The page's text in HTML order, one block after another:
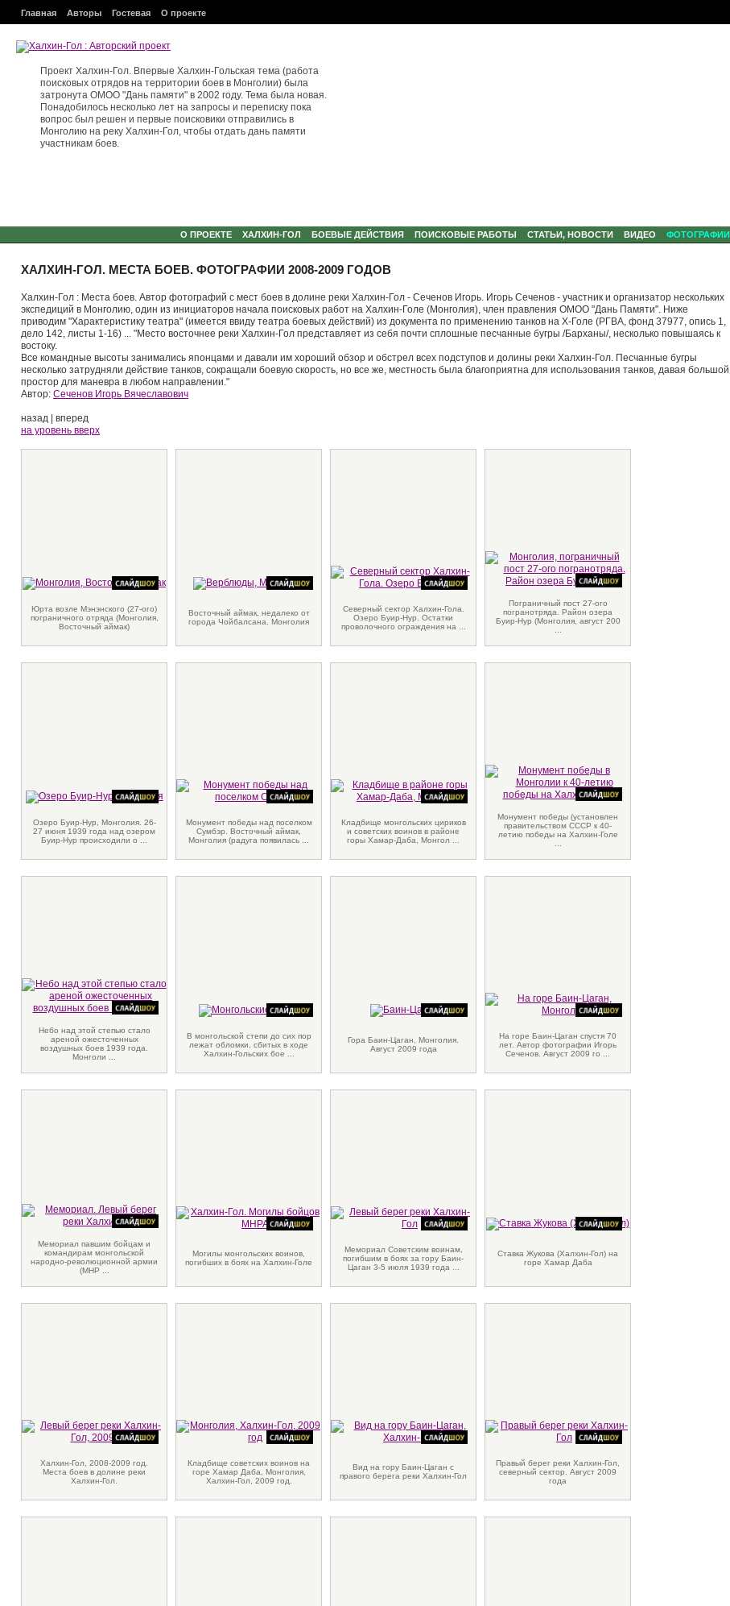
Главная Авторы Гостевая О проекте
Проект Халхин-Гол. Впервые Халхин-Гольская тема (работа
поисковых отрядов на территории боев в Монголии) была
затронута ОМОО "Дань памяти" в 2002 году. Тема была новая.
Понадобилось несколько лет на запросы и переписку пока
вопрос был решен и первые поисковики отправились в
Монголию на реку Халхин-Гол, чтобы отдать дань памяти
участникам боев.
О ПРОЕКТЕ ХАЛХИН-ГОЛ БОЕВЫЕ ДЕЙСТВИЯ ПОИСКОВЫЕ РАБОТЫ СТАТЬИ, НОВОСТИ ВИДЕО ФОТОГРАФИИ
ХАЛХИН-ГОЛ. МЕСТА БОЕВ. ФОТОГРАФИИ 2008-2009 ГОДОВ
Халхин-Гол : Места боев. Автор фотографий с мест боев в долине реки Халхин-Гол - Сеченов Игорь. Игорь Сеченов - участник и организатор нескольких
экспедиций в Монголию, один из инициаторов начала поисковых работ на Халхин-Голе (Монголия), член правления ОМОО "Дань Памяти". Ниже
приводим "Характеристику театра" (имеется ввиду театра боевых действий) из документа по применению танков на Х-Голе (РГВА, фонд 37977, опись 1,
дело 142, листы 1-16) ... "Место восточнее реки Халхин-Гол представляет из себя почти сплошные песчанные бугры /Барханы/, несколько повышаясь к
востоку.
Все командные высоты занимались японцами и давали им хороший обзор и обстрел всех подступов и долины реки Халхин-Гол. Песчанные бугры
несколько затрудняли действие танков, сокращали боевую скорость, но все же, местность была благоприятна для использования танков, давая большой
простор для маневра в любом направлении."
Автор: Сеченов Игорь Вячеславович
назад
вперед
на уровень вверх
Юрта возле Мэнэнского (27-ого)
пограничного отряда (Монголия,
Восточный аймак)
Восточный аймак, недалеко от
города Чойбалсана. Монголия
Северный сектор Халхин-Гола.
Озеро Буир-Нур. Остатки
проволочного ограждения на ...
Пограничный пост 27-ого
погранотряда. Район озера
Буир-Нур (Монголия, август 200
Озеро Буир-Нур, Монголия. 26-
27 июня 1939 года над озером
Буир-Нур происходили о ...
Монумент победы над поселком
Сумбэр. Восточный аймак,
Монголия (радуга появилась ...
Кладбище монгольских цириков
и советских воинов в районе
горы Хамар-Даба, Монгол ...
Монумент победы (установлен
правительством СССР к 40-
летию победы на Халхин-Голе
Небо над этой степью стало
ареной ожесточенных
воздушных боев 1939 года.
Монголи ...
В монгольской степи до сих пор
лежат обломки, сбитых в ходе
Халхин-Гольских бое ...
Гора Баин-Цаган, Монголия.
Август 2009 года
На горе Баин-Цаган спустя 70
лет. Автор фотографии Игорь
Сеченов. Август 2009 го ...
Мемориал павшим бойцам и
командирам монгольской
народно-революционной армии
(МНР ...
Могилы монгольских воинов,
погибших в боях на Халхин-Голе
Мемориал Советским воинам,
погибшим в боях за гору Баин-
Цаган 3-5 июля 1939 года ...
Ставка Жукова (Халхин-Гол) на
горе Хамар Даба
Халхин-Гол, 2008-2009 год.
Места боев в долине реки
Халхин-Гол.
Кладбище советских воинов на
горе Хамар Даба, Монголия,
Халхин-Гол, 2009 год.
Вид на гору Баин-Цаган с
правого берега реки Халхин-Гол
Правый берег реки Халхин-Гол,
северный сектор. Август 2009
года